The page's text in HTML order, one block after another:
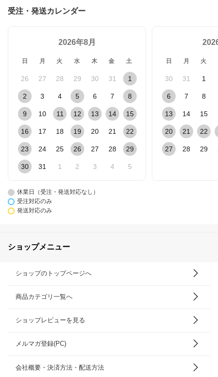
受注・発送カレンダー
2026年8月
日 月 火 水 木 金 土
26 27 28 29 30 31 1
2 3 4 5 6 7 8
9 10 11 12 13 14 15
16 17 18 19 20 21 22
23 24 25 26 27 28 29
30 31 1 2 3 4 5
日 月 火
30 31 1
6 7 8
13 14 15
20 21 22
27 28 29
休業日（受注・発送対応なし）
受注対応のみ
発送対応のみ
ショップメニュー
ショップのトップページへ
商品カテゴリ一覧へ
ショップレビューを見る
メルマガ登録(PC)
会社概要・決済方法・配送方法